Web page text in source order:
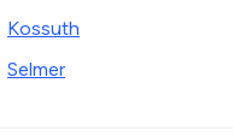
Kossuth
Selmer